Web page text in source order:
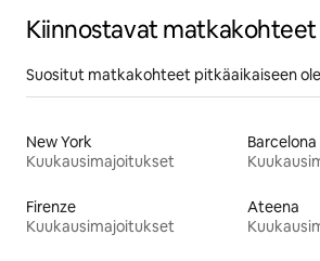
Kiinnostavat matkakohteet
Suositut matkakohteet pitkäaikaiseen
New York
Kuukausimajoitukset
Barcelona
Firenze
Kuukausimajoitukset
Ateena